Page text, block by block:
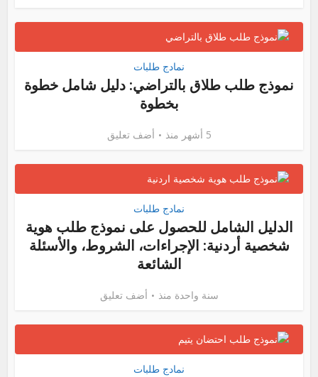
نمادج طلبات
نموذج طلب طلاق بالتراضي: دليل شامل خطوة
بخطوة
5 أشهر منذ أضف تعليق
نمادج طلبات
الدليل الشامل للحصول على نموذج طلب هوية
شخصية أردنية: الإجراءات، الشروط، والأسئلة
الشائعة
سنة واحدة منذ أضف تعليق
نمادج طلبات